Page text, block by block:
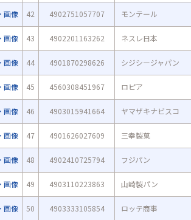
画像 42 4902751057707 モンテール
画像 43 4902201163262 ネスレ日本
画像 44 4901870298626 シジシージャパン
画像 45 4560308451967 ロピア
画像 46 4903015941664 ヤマザキナビスコ
画像 47 4901626027609 三幸製菓
画像 48 4902410725794 フジパン
画像 49 4903110223863 山崎製パン
画像 50 4903333105854 ロッテ商事